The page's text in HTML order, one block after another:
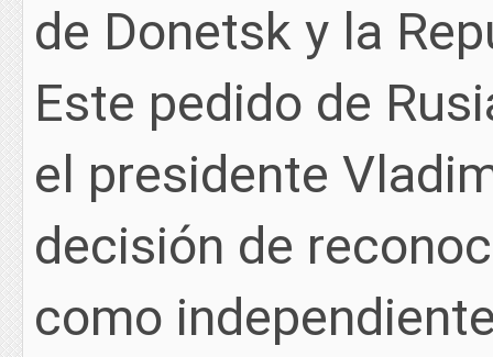
de Donetsk y la
Este pedido de
el presidente
decisión de
como